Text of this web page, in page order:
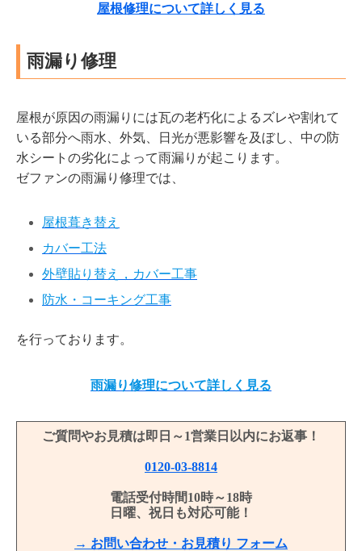
屋根修理について詳しく見る
雨漏り修理
屋根が原因の雨漏りには瓦の老朽化によるズレや割れて
いる部分へ雨水、外気、日光が悪影響を及ぼし、中の防
水シートの劣化によって雨漏りが起こります。
ゼファンの雨漏り修理では、
屋根葺き替え
カバー工法
外壁貼り替え，カバー工事
防水・コーキング工事
を行っております。
雨漏り修理について詳しく見る
ご質問やお見積は即日～1営業日以内にお返事！
0120-03-8814
電話受付時間10時～18時
日曜、祝日も対応可能！
→ お問い合わせ・お見積り フォーム